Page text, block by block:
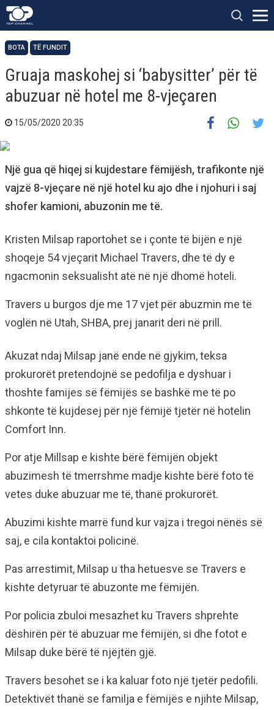
BOTA TË FUNDIT
Gruaja maskohej si ‘babysitter’ për të
abuzuar në hotel me 8-vjeçaren
15/05/2020 20:35
Një gua që hiqej si kujdestare fëmijësh, trafikonte një
vajzë 8-vjeçare në një hotel ku ajo dhe i njohuri i saj
shofer kamioni, abuzonin me të.
Kristen Milsap raportohet se i çonte të bijën e një
shoqeje 54 vjeçarit Michael Travers, dhe të dy e
ngacmonin seksualisht atë në një dhomë hoteli.
Travers u burgos dje me 17 vjet për abuzmin me të
voglën në Utah, SHBA, prej janarit deri në prill.
Akuzat ndaj Milsap janë ende në gjykim, teksa
prokurorët pretendojnë se pedofilja e dyshuar i
thoshte famijes së fëmijës se bashkë me të po
shkonte të kujdesej për një fëmijë tjetër në hotelin
Comfort Inn.
Por atje Millsap e kishte bërë fëmijën objekt
abuzimesh të tmerrshme madje kishte bërë foto të
vetes duke abuzuar me të, thanë prokurorët.
Abuzimi kishte marrë fund kur vajza i tregoi nënës së
saj, e cila kontaktoi policinë.
Pas arrestimit, Milsap u tha hetuesve se Travers e
kishte detyruar të abuzonte me fëmijën.
Por policia zbuloi mesazhet ku Travers shprehte
dëshirën për të abuzuar me fëmijën, si dhe fotot e
Milsap duke bërë të njëjtën gjë.
Travers besohet se i ka kaluar foto një tjetër pedofili.
Detektivët thanë se familja e fëmijës e njihte Milsap,